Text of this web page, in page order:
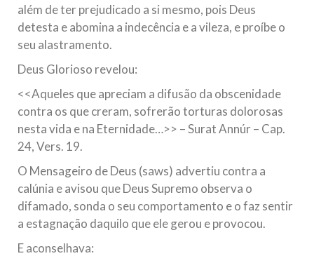
além de ter prejudicado a si mesmo, pois Deus
detesta e abomina a indecência e a vileza, e proíbe o
seu alastramento.
Deus Glorioso revelou:
<<Aqueles que apreciam a difusão da obscenidade
contra os que creram, sofrerão torturas dolorosas
nesta vida e na Eternidade…>> – Surat Annúr – Cap.
24, Vers. 19.
O Mensageiro de Deus (saws) advertiu contra a
calúnia e avisou que Deus Supremo observa o
difamado, sonda o seu comportamento e o faz sentir
a estagnação daquilo que ele gerou e provocou.
E aconselhava: